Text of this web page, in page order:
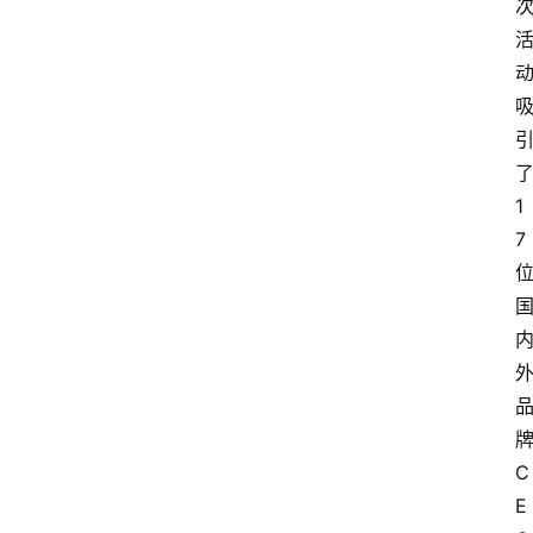
次
活
动
吸
引
了
1
7
位
国
内
外
品
牌
C
E